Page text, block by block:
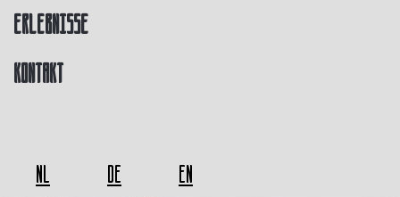
Erlebnisse
Kontakt
NL DE EN